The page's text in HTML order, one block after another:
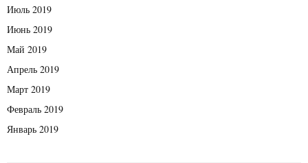
Июль 2019
Июнь 2019
Май 2019
Апрель 2019
Март 2019
Февраль 2019
Январь 2019